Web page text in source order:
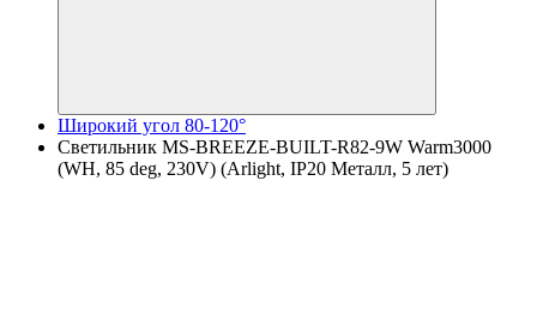
Широкий угол 80-120°
Светильник MS-BREEZE-BUILT-R82-9W Warm3000
(WH, 85 deg, 230V) (Arlight, IP20 Металл, 5 лет)